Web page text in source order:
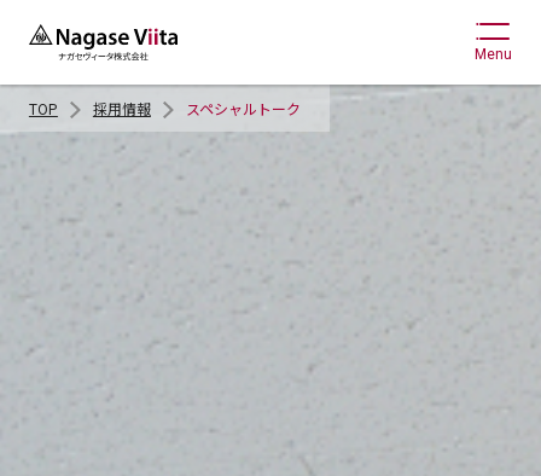
Menu
TOP 採用情報 スペシャルトーク